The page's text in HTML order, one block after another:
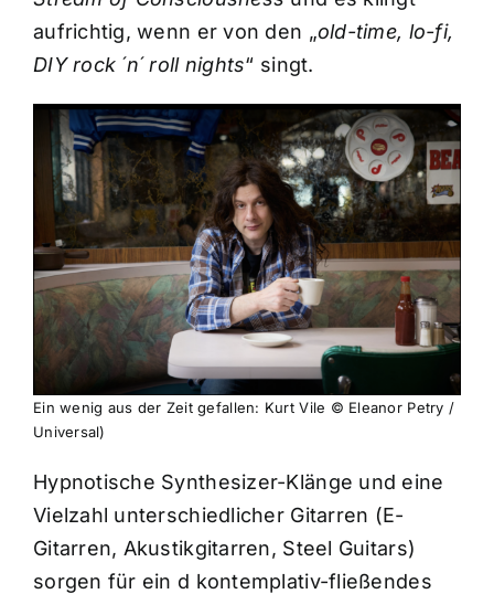
aufrichtig, wenn er von den „old-time, lo-fi,
DIY rock ´n´ roll nights“ singt.
Ein wenig aus der Zeit gefallen: Kurt Vile © Eleanor Petry /
Universal)
Hypnotische Synthesizer-Klänge und eine
Vielzahl unterschiedlicher Gitarren (E-
Gitarren, Akustikgitarren, Steel Guitars)
sorgen für ein d kontemplativ-fließendes